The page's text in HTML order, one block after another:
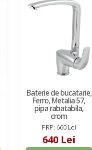
Baterie de bucatarie,
Ferro, Metalia 57,
pipa rabatabila,
crom
PRP: 660 Lei
640 Lei